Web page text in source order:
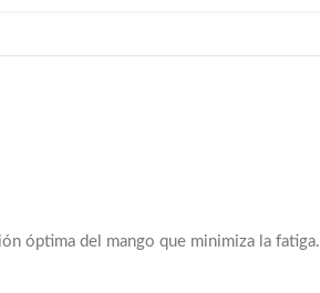
óptima del mango que minimiza la fatiga.